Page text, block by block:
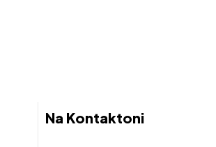
Na Kontaktoni